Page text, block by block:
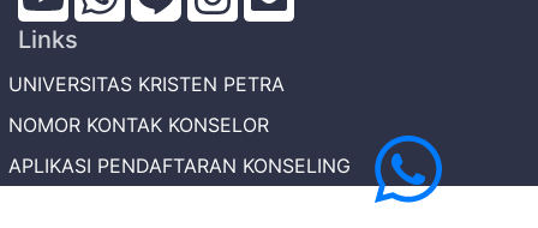
Links
UNIVERSITAS KRISTEN PETRA
NOMOR KONTAK KONSELOR
APLIKASI PENDAFTARAN KONSELING